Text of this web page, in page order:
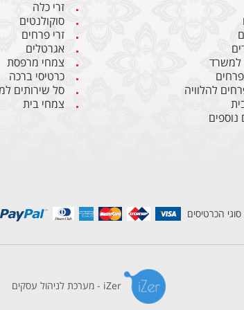
למשרד
פרחים
להלוויה
נוספים
זרי כלה
סוקולנטים
זרי פרחים
אגרטלים
צמחי מרפסת
כרטיסי ברכה
סל שירותים
צמחי בית
הכרטיסים
iZer - מערכת לניהול עסקים